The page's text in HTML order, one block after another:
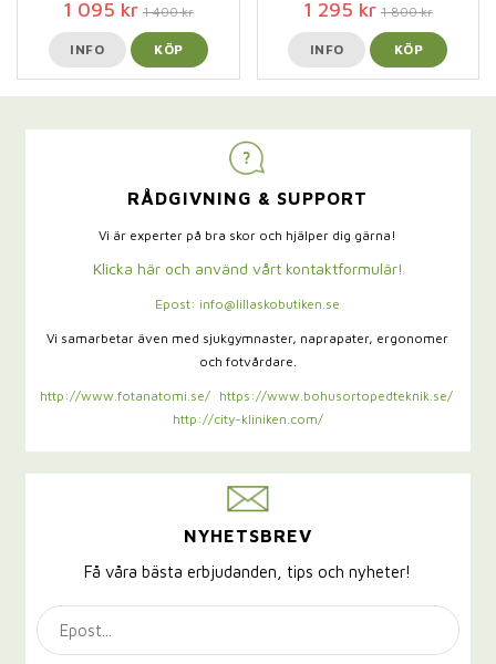
1 095 kr 1 400 kr
INFO KÖP
1 295 kr 1 800 kr
INFO KÖP
RÅDGIVNING & SUPPORT
Vi är experter på bra skor och hjälper dig gärna!
Klicka här och använd vårt kontaktformulär!
Epost: info@lillaskobutiken.se
Vi samarbetar även med sjukgymnaster, naprapater, ergonomer
och fotvårdare.
http://www.fotanatomi.se/
https://www.bohusortopedteknik.se/
http://city-kliniken.com/
NYHETSBREV
Få våra bästa erbjudanden, tips och nyheter!